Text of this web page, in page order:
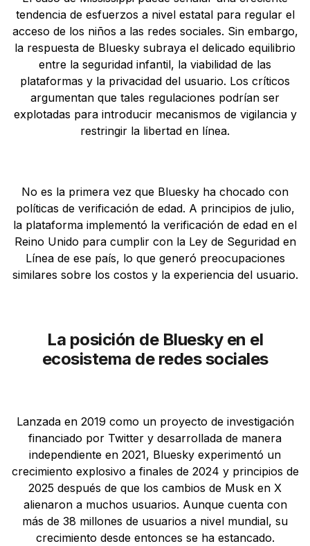
tendencia de esfuerzos a nivel estatal para regular el
acceso de los niños a las redes sociales. Sin embargo,
la respuesta de Bluesky subraya el delicado equilibrio
entre la seguridad infantil, la viabilidad de las
plataformas y la privacidad del usuario. Los críticos
argumentan que tales regulaciones podrían ser
explotadas para introducir mecanismos de vigilancia y
restringir la libertad en línea.
No es la primera vez que Bluesky ha chocado con
políticas de verificación de edad. A principios de julio,
la plataforma implementó la verificación de edad en el
Reino Unido para cumplir con la Ley de Seguridad en
Línea de ese país, lo que generó preocupaciones
similares sobre los costos y la experiencia del usuario.
La posición de Bluesky en el
ecosistema de redes sociales
Lanzada en 2019 como un proyecto de investigación
financiado por Twitter y desarrollada de manera
independiente en 2021, Bluesky experimentó un
crecimiento explosivo a finales de 2024 y principios de
2025 después de que los cambios de Musk en X
alienaron a muchos usuarios. Aunque cuenta con
más de 38 millones de usuarios a nivel mundial, su
crecimiento desde entonces se ha estancado.